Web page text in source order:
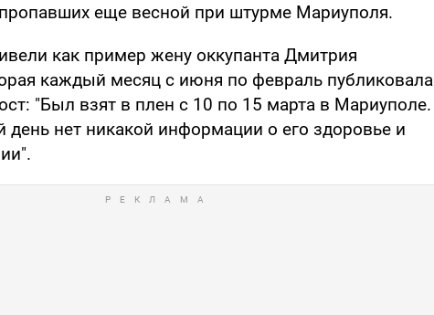
еще весной при штурме Мариуполя.
как пример жену оккупанта Дмитрия
каждый месяц с июня по февраль публиковала
"Был взят в плен с 10 по 15 марта в Мариуполе.
день нет никакой информации о его здоровье и